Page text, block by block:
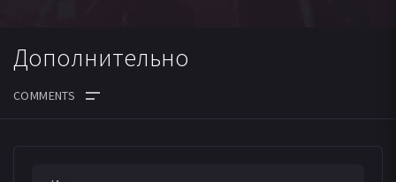
Алины, но и её семья.
Дополнительно